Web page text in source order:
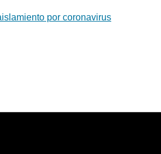
por coronavirus